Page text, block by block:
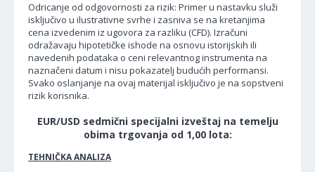
Odricanje od odgovornosti za rizik: Primer u nastavku služi
isključivo u ilustrativne svrhe i zasniva se na kretanjima
cena izvedenim iz ugovora za razliku (CFD). Izračuni
odražavaju hipotetičke ishode na osnovu istorijskih ili
navedenih podataka o ceni relevantnog instrumenta na
naznačeni datum i nisu pokazatelj budućih performansi.
Svako oslanjanje na ovaj materijal isključivo je na sopstveni
rizik korisnika.
EUR/USD sedmični specijalni izveštaj na temelju
obima trgovanja od 1,00 lota:
TEHNIČKA ANALIZA